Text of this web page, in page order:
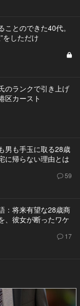
とのできた40代。
をしただけ
のランクで引き上げ
区カースト
男も手玉に取る28歳
に帰らない理由とは
59
：将来有望な28歳商
、彼女が断ったワケ
17